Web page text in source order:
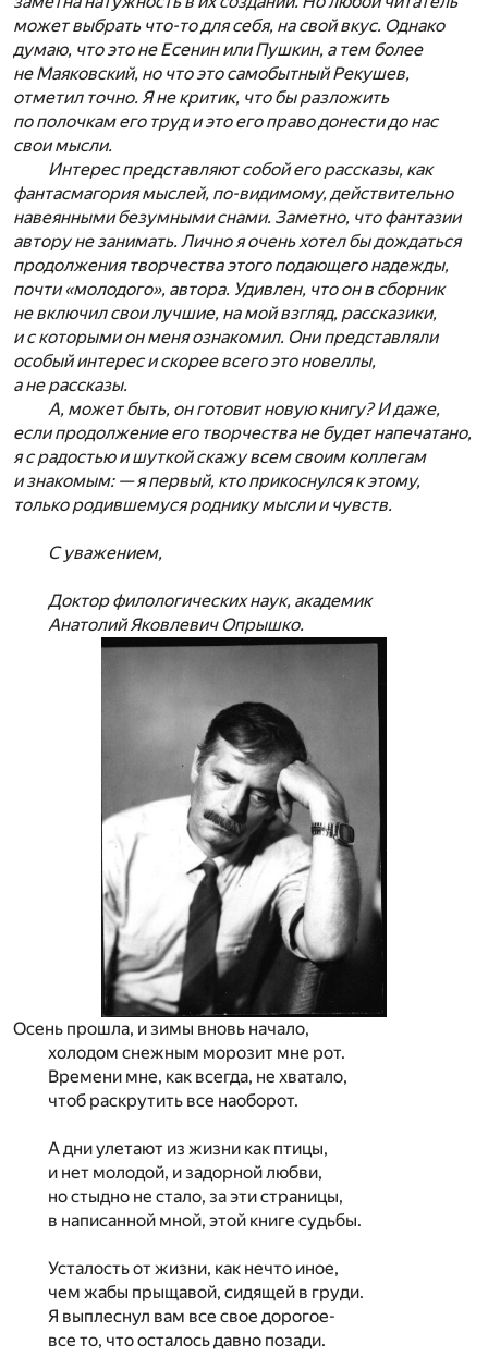
может выбрать что-то для себя, на свой вкус. Однако
думаю, что это не Есенин или Пушкин, а тем более
не Маяковский, но что это самобытный Рекушев,
отметил точно. Я не критик, что бы разложить
по полочкам его труд и это его право донести до нас
свои мысли.
Интерес представляют собой его рассказы, как
фантасмагория мыслей, по-видимому, действительно
навеянными безумными снами. Заметно, что фантазии
автору не занимать. Лично я очень хотел бы дождаться
продолжения творчества этого подающего надежды,
почти «молодого», автора. Удивлен, что он в сборник
не включил свои лучшие, на мой взгляд, рассказики,
и с которыми он меня ознакомил. Они представляли
особый интерес и скорее всего это новеллы,
а не рассказы.
А, может быть, он готовит новую книгу? И даже,
если продолжение его творчества не будет напечатано,
я с радостью и шуткой скажу всем своим коллегам
и знакомым: — я первый, кто прикоснулся к этому,
только родившемуся роднику мысли и чувств.
С уважением,
Доктор филологических наук, академик
Анатолий Яковлевич Опрышко.
Осень прошла, и зимы вновь начало,
холодом снежным морозит мне рот.
Времени мне, как всегда, не хватало,
чтоб раскрутить все наоборот.
А дни улетают из жизни как птицы,
и нет молодой, и задорной любви,
но стыдно не стало, за эти страницы,
в написанной мной, этой книге судьбы.
Усталость от жизни, как нечто иное,
чем жабы прыщавой, сидящей в груди.
Я выплеснул вам все свое дорогое-
все то, что осталось давно позади.